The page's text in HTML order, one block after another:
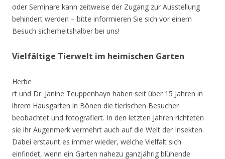
oder Seminare kann zeitweise der Zugang zur Ausstellung
behindert werden – bitte informieren Sie sich vor einem
Besuch sicherheitshalber bei uns!
Vielfältige Tierwelt im heimischen Garten
Herbe
rt und Dr. Janine Teuppenhayn haben seit über 15 Jahren in
ihrem Hausgarten in Bönen die tierischen Besucher
beobachtet und fotografiert. In den letzten Jahren richteten
sie ihr Augenmerk vermehrt auch auf die Welt der Insekten.
Dabei erstaunt es immer wieder, welche Vielfalt sich
einfindet, wenn ein Garten nahezu ganzjährig blühende